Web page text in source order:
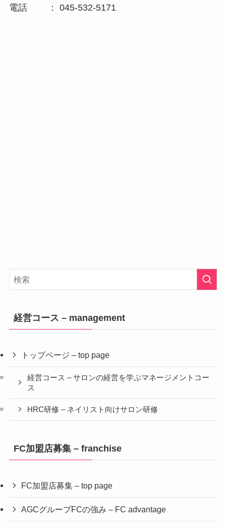
電話 ： 045-532-5171
経営コース – management
トップページ – top page
経営コース – サロンの経営を学ぶマネージメントコー
ス
HRC研修 – ネイリスト向けサロン研修
FC加盟店募集 – franchise
FC加盟店募集 – top page
AGCグループFCの強み – FC advantage